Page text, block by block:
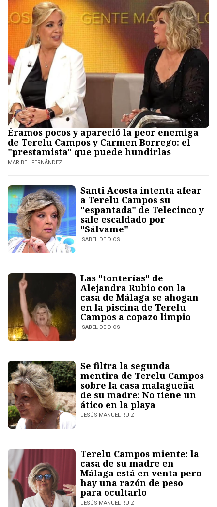
Éramos pocos y apareció la peor enemiga
de Terelu Campos y Carmen Borrego: el
"prestamista" que puede hundirlas
MARIBEL FERNÁNDEZ
Santi Acosta intenta afear
a Terelu Campos su
"espantada" de Telecinco y
sale escaldado por
"Sálvame"
ISABEL DE DIOS
Las "tonterías" de
Alejandra Rubio con la
casa de Málaga se ahogan
en la piscina de Terelu
Campos a copazo limpio
ISABEL DE DIOS
Se filtra la segunda
mentira de Terelu Campos
sobre la casa malagueña
de su madre: No tiene un
ático en la playa
JESÚS MANUEL RUIZ
Terelu Campos miente: la
casa de su madre en
Málaga está en venta pero
hay una razón de peso
para ocultarlo
JESÚS MANUEL RUIZ